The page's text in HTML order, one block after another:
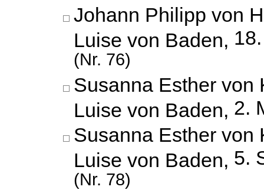
Johann Philipp von
Luise von Baden,
(Nr. 76)
Susanna Esther von
Luise von Baden, 2.
Susanna Esther von
Luise von Baden, 5.
(Nr. 78)